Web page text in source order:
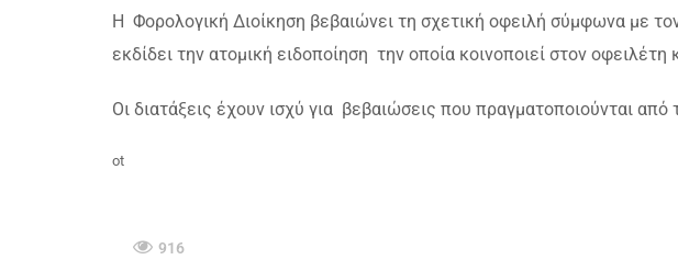
Η Φορολογική Διοίκηση βεβαιώνει τη σχετική οφειλή σύμφωνα με
εκδίδει την ατομική ειδοποίηση την οποία κοινοποιεί στον
Οι διατάξεις έχουν ισχύ για βεβαιώσεις που πραγματοποιούνται από
ot
916